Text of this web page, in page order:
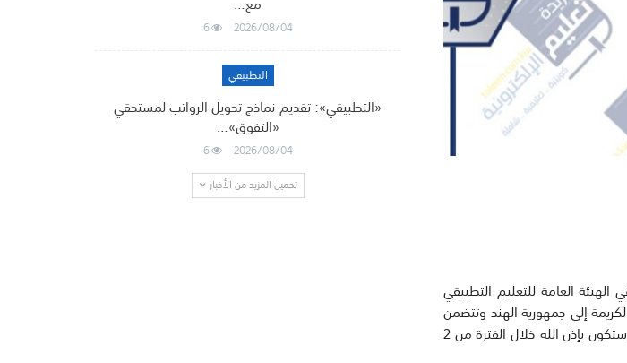
العامة للتعليم التطبيقي
إلى جمهورية الهند وتتضمن
زيارة 4 مدن تتميز بعبق التاريخ والمناظر الخلابة وهي: كوما راكوم، بيريايار، مونار، وكوشين، وستكون بإذن الله خلال الفترة من 2
2026/08/04
6
التطبيقي
«التطبيقي»: تقديم نماذج تحويل الرواتب لمستحقي
«التفوق»…
2026/08/04
6
تحميل المزيد من الأخبار